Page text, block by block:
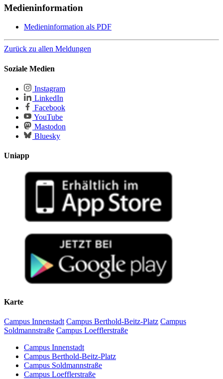
Medieninformation
Medieninformation als PDF
Zurück zu allen Meldungen
Soziale Medien
Instagram
LinkedIn
Facebook
YouTube
Mastodon
Bluesky
Uniapp
Karte
Campus Innenstadt Campus Berthold-Beitz-Platz Campus
Soldmannstraße Campus Loefflerstraße
Campus Innenstadt
Campus Berthold-Beitz-Platz
Campus Soldmannstraße
Campus Loefflerstraße